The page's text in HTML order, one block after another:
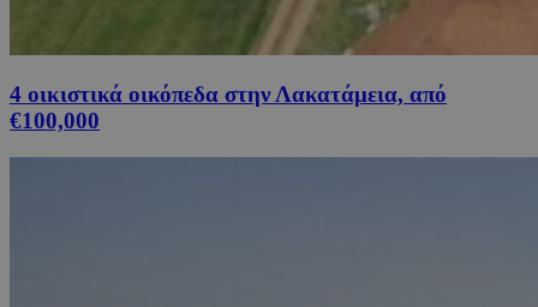
4 οικιστικά οικόπεδα στην Λακατάμεια, από
€100,000